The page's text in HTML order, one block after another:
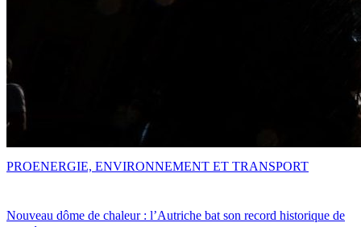
Nouveau dôme de chaleur : l’Autriche bat son record historique de
PROENERGIE, ENVIRONNEMENT ET TRANSPORT